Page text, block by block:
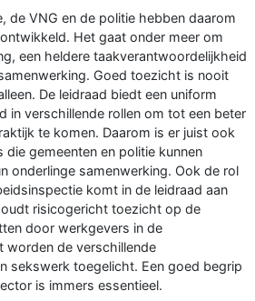
de VNG en de politie hebben daarom
Het gaat onder meer om
een heldere taakverantwoordelijkheid
Goed toezicht is nooit
De leidraad biedt een uniform
in verschillende rollen om tot een beter
te komen. Daarom is er juist ook
gemeenten en politie kunnen
onderlinge samenwerking. Ook de rol
komt in de leidraad aan
risicogericht toezicht op de
door werkgevers in de
worden de verschillende
sekswerk toegelicht. Een goed begrip
is immers essentieel.